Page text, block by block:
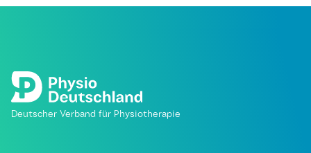
Deutscher Verband für Physiotherapie